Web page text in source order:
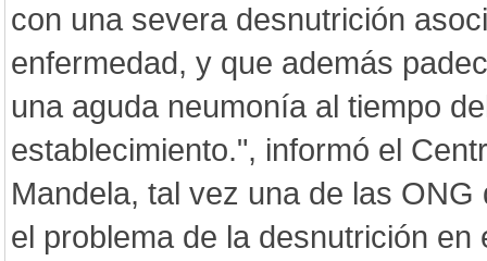
con una severa desnutrición
enfermedad, y que además
una aguda neumonía al tiempo
establecimiento.", informó el
Mandela, tal vez una de las
el problema de la desnutrición